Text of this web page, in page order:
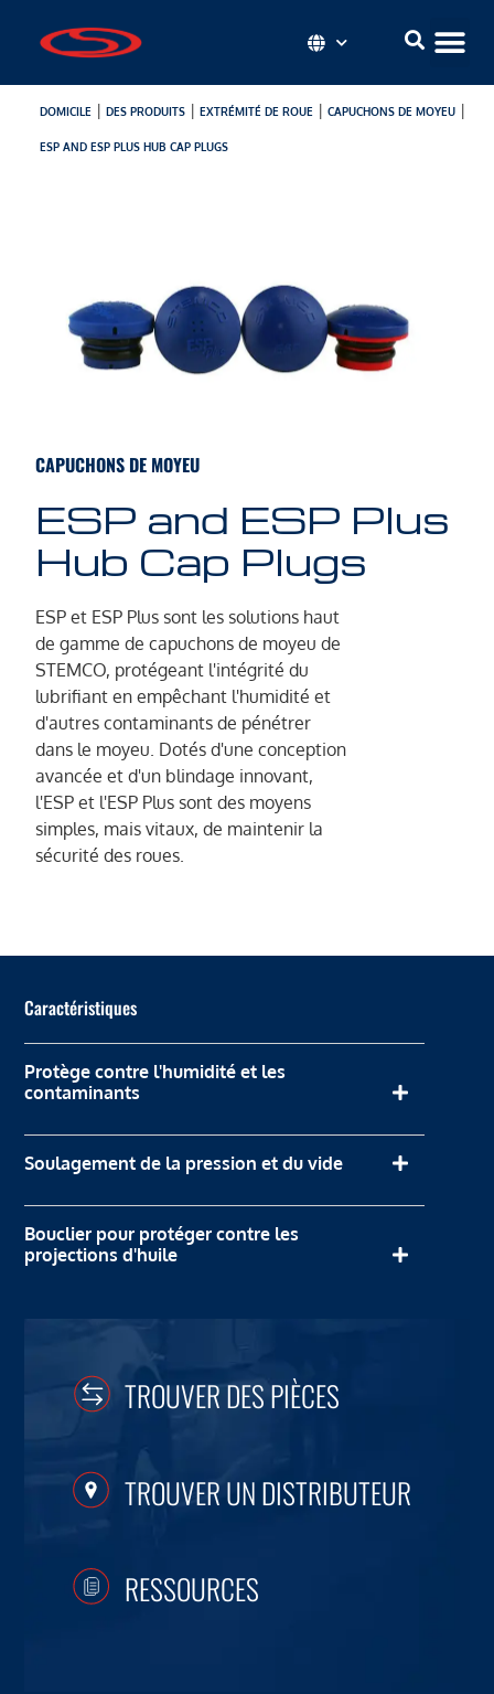
DOMICILE | DES PRODUITS| EXTRÉMITÉ DE ROUE | CAPUCHONS DE MOYEU|
ESP AND ESP PLUS HUB CAP PLUGS
CAPUCHONS DE MOYEU
ESP and ESP Plus
Hub Cap Plugs
ESP et ESP Plus sont les solutions haut
de gamme de capuchons de moyeu de
STEMCO, protégeant l'intégrité du
lubrifiant en empêchant l'humidité et
d'autres contaminants de pénétrer
dans le moyeu. Dotés d'une conception
avancée et d'un blindage innovant,
l'ESP et l'ESP Plus sont des moyens
simples, mais vitaux, de maintenir la
sécurité des roues.
Caractéristiques
Protège contre l'humidité et les
contaminants
Soulagement de la pression et du vide
Bouclier pour protéger contre les
projections d'huile
TROUVER DES PIÈCES
TROUVER UN DISTRIBUTEUR
RESSOURCES